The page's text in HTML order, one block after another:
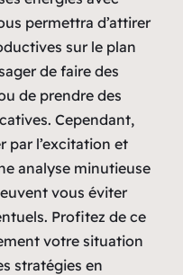
permettra d’attirer
sur le plan
de faire des
de prendre des
Cependant,
par l’excitation et
analyse minutieuse
vous éviter
Profitez de ce
votre situation
stratégies en